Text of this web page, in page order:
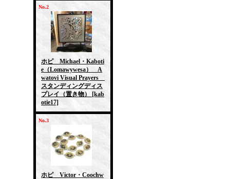
No.2
ホピ Michael・Kaboti
e（Lomawywesa） A
watovi Visual Prayers
スタンディングディス
プレイ（置き物）
[kab
otie17]
No.3
ホピ Victor・Coochw